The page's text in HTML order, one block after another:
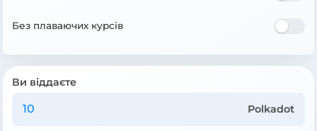
Без плаваючих курсів
Ви віддаєте
Polkadot